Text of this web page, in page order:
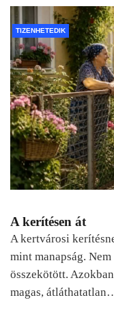
TIZENHETEDIK
A kerítésen át
A kertvárosi
mint manapság.
összekötött.
magas,